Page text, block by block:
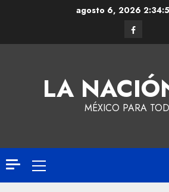
agosto 6, 2026
LA
MÉXICO PARA